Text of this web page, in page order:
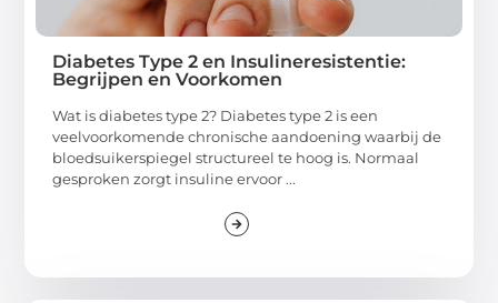
Diabetes Type 2 en Insulineresistentie:
Begrijpen en Voorkomen
Wat is diabetes type 2? Diabetes type 2 is een
veelvoorkomende chronische aandoening waarbij de
bloedsuikerspiegel structureel te hoog is. Normaal
gesproken zorgt insuline ervoor ...